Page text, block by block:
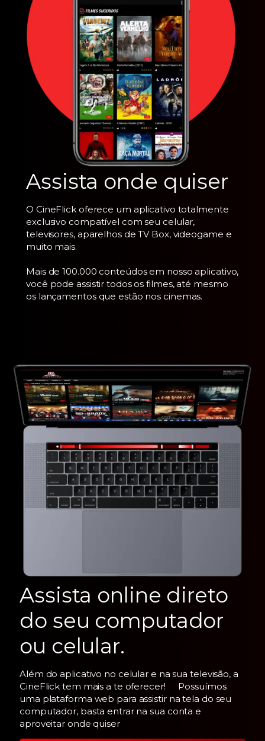
Assista onde quiser
O CineFlick oferece um aplicativo totalmente
exclusivo compatível com seu celular,
televisores, aparelhos de TV Box, videogame e
muito mais.
Mais de 100.000 conteúdos em nosso aplicativo,
você pode assistir todos os filmes, até mesmo
os lançamentos que estão nos cinemas.
Assista online direto
do seu computador
ou celular.
Além do aplicativo no celular e na sua televisão, a
CineFlick tem mais a te oferecer! Possuímos
uma plataforma web para assistir na tela do seu
computador, basta entrar na sua conta e
aproveitar onde quiser